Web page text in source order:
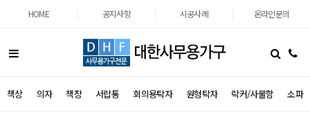
HOME 공지사항 시공사례 온라인문의
책상 의자 책장 서랍통 회의용탁자 원형탁자 락커/사물함 소파